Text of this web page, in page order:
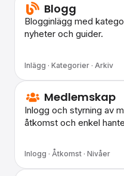
Blogg
Blogginlägg med
nyheter och guider.
Inlägg · Kategorier · Arkiv
Medlemskap
Inlogg och styrning av
åtkomst och enkel
Inlogg · Åtkomst · Nivåer